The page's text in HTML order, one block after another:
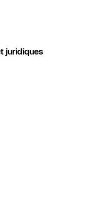
juridiques